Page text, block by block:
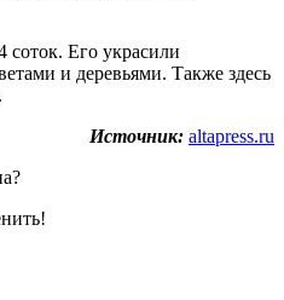
соток. Его украсили
и деревьями. Также здесь
Источник: altapress.ru